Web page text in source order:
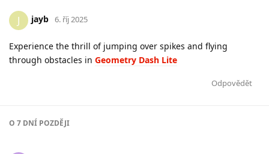
J jayb 6. říj 2025
Experience the thrill of jumping over spikes and flying
through obstacles in Geometry Dash Lite
Odpovědět
O 7 DNÍ POZDĚJI